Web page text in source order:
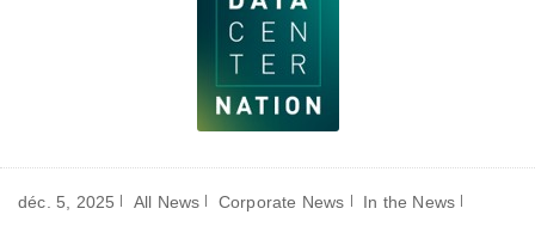
déc. 5, 2025 All News Corporate News In the News